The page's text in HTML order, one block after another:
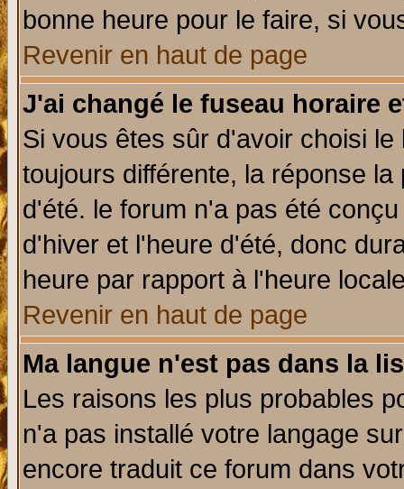
bonne heure pour le faire, si
Revenir en haut de page
J'ai changé le fuseau horaire
Si vous êtes sûr d'avoir choisi
toujours différente, la réponse
d'été. le forum n'a pas été
d'hiver et l'heure d'été, donc
heure par rapport à l'heure
Revenir en haut de page
Ma langue n'est pas dans la
Les raisons les plus probables
n'a pas installé votre langage
encore traduit ce forum dans